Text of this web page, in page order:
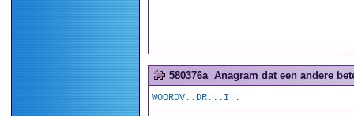
580376a Anagram dat een andere
WOORDV..DR...I..